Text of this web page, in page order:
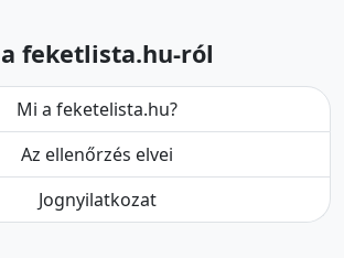
feketlista.hu-ról
Mi a feketelista.hu?
Az ellenőrzés elvei
Jognyilatkozat